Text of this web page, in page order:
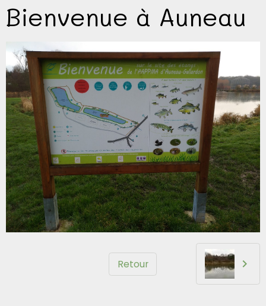
Bienvenue à Auneau
Retour